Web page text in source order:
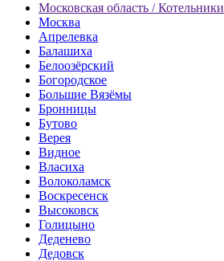
Московская область / Котельники
Москва
Апрелевка
Балашиха
Белоозёрский
Богородское
Большие Вязёмы
Бронницы
Бутово
Верея
Видное
Власиха
Волоколамск
Воскресенск
Высоковск
Голицыно
Деденево
Дедовск